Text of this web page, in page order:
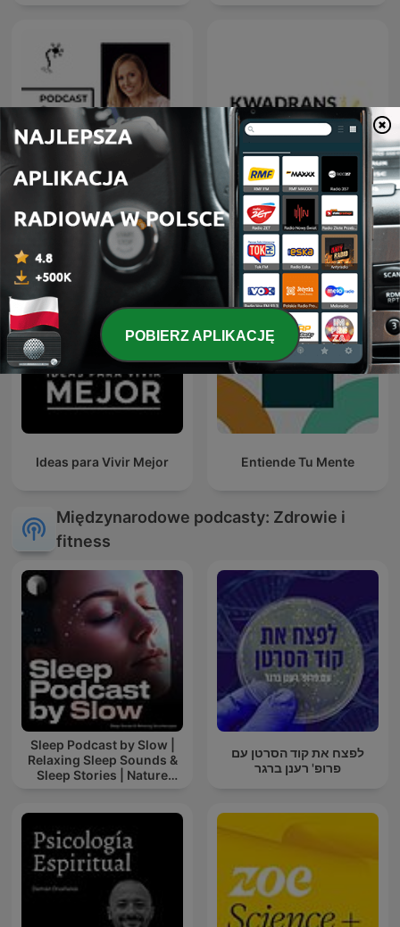
Podcast o mózgu Kwadrans na angielski
Ideas para Vivir Mejor Entiende Tu Mente
Międzynarodowe podcasty: Zdrowie i
fitness
Sleep Podcast by Slow |
Relaxing Sleep Sounds &
Sleep Stories | Nature
לפצח את קוד הסרטן עם
פרופ' רענן ברגר
POBIERZ APLIKACJĘ